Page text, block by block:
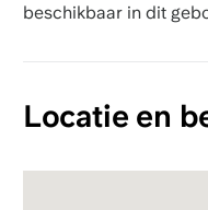
beschikbaar in dit
Locatie en